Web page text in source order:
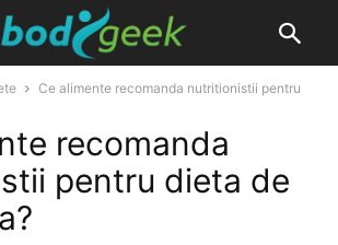
Ce alimente recomanda nutritionistii pentru
recomanda
pentru dieta de